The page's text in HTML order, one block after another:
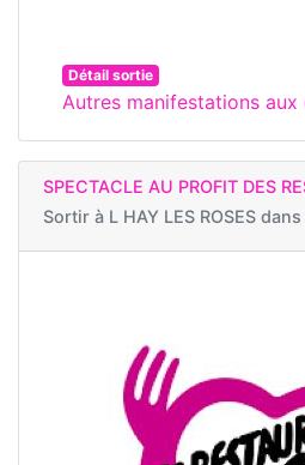
Détail sortie
Autres manifestations aux
SPECTACLE AU PROFIT DES
Sortir à L HAY LES ROSES